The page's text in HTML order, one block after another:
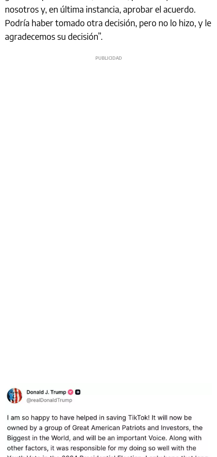
nosotros y, en última instancia, aprobar el acuerdo.
Podría haber tomado otra decisión, pero no lo hizo, y le
agradecemos su decisión”.